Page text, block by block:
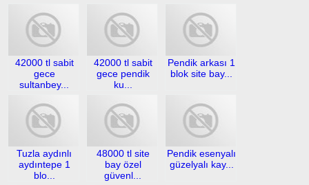
42000 tl sabit
gece
sultanbey...
42000 tl sabit
gece pendik
ku...
Pendik arkası 1
blok site bay...
Tuzla aydınlı
aydıntepe 1
blo...
48000 tl site
bay özel
güvenl...
Pendik esenyalı
güzelyalı kay...